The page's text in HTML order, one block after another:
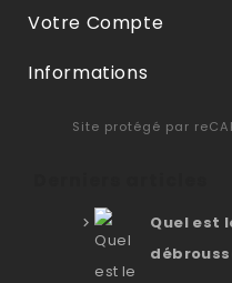
Votre Compte
Informations
Site protégé par
Quel est